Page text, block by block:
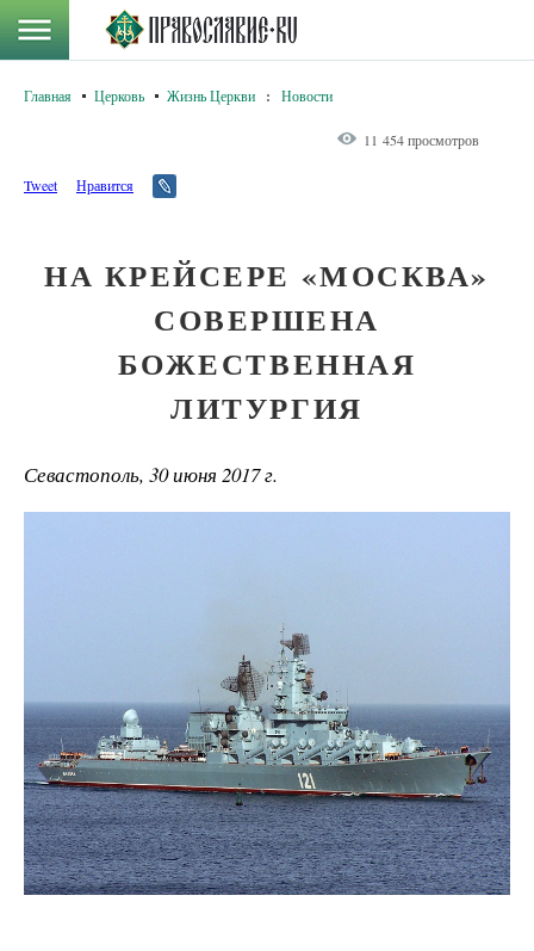
Главная Церковь Жизнь Церкви : Новости
11 454 просмотров
Tweet Нравится
НА КРЕЙСЕРЕ «МОСКВА»
СОВЕРШЕНА
БОЖЕСТВЕННАЯ
ЛИТУРГИЯ
Севастополь, 30 июня 2017 г.